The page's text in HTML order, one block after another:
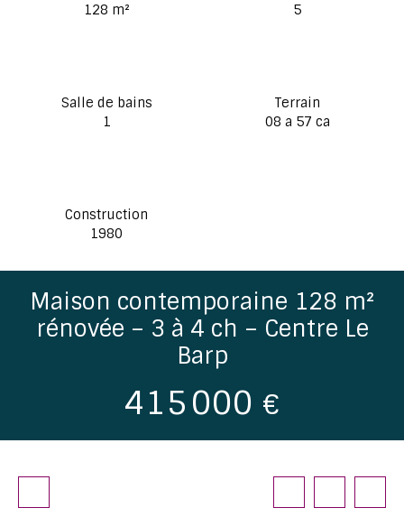
128 m²
5
Salle de bains
1
Terrain
08 a 57 ca
Construction
1980
Maison contemporaine 128 m²
rénovée – 3 à 4 ch – Centre Le
Barp
415 000 €